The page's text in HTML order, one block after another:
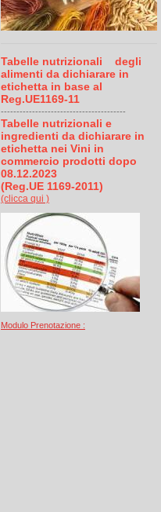
Tabelle nutrizionali degli
alimenti da dichiarare in
etichetta in base al
Reg.UE1169-11
----------------------------------------
Tabelle nutrizionali e
ingredienti da dichiarare in
etichetta nei Vini in
commercio prodotti dopo
08.12.2023
(Reg.UE 1169-2011)
(clicca qui )
Modulo Prenotazione :